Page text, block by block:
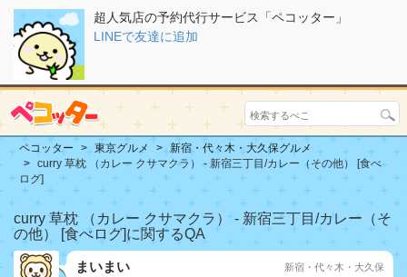
超人気店の予約代行サービス「ペコッター」
LINEで友達に追加
ペコッター 東京グルメ
新宿・代々木・大久保グルメ
curry 草枕 （カレー クサマクラ） - 新宿三丁目/カレー（その他） [食べ
ログ]
curry 草枕 （カレー クサマクラ） - 新宿三丁目/カレー（そ
の他） [食べログ]に関するQA
まいまい 新宿・代々木・大久保